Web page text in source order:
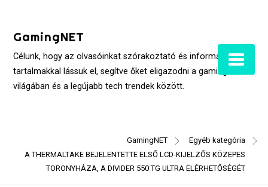
contentGamingNET
Célunk, hogy az olvasóinkat szórakoztató és informatív
tartalmakkal lássuk el, segítve őket eligazodni a gaming
világában és a legújabb tech trendek között.
GamingNET
Egyéb kategória
A THERMALTAKE BEJELENTETTE ELSŐ LCD-KIJELZŐS KÖZEPES
TORONYHÁZA, A DIVIDER 550 TG ULTRA ELÉRHETŐSÉGÉT